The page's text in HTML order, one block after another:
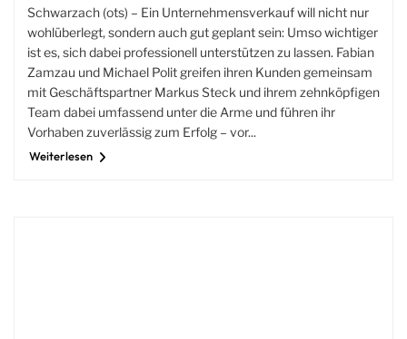
Schwarzach (ots) – Ein Unternehmensverkauf will nicht nur
wohlüberlegt, sondern auch gut geplant sein: Umso wichtiger
ist es, sich dabei professionell unterstützen zu lassen. Fabian
Zamzau und Michael Polit greifen ihren Kunden gemeinsam
mit Geschäftspartner Markus Steck und ihrem zehnköpfigen
Team dabei umfassend unter die Arme und führen ihr
Vorhaben zuverlässig zum Erfolg – vor...
Weiterlesen